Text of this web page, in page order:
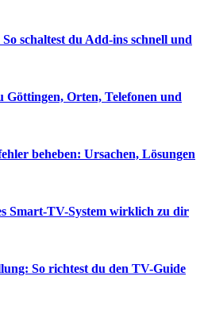
schaltest du Add-ins schnell und
Göttingen, Orten, Telefonen und
beheben: Ursachen, Lösungen
Smart-TV-System wirklich zu dir
So richtest du den TV-Guide